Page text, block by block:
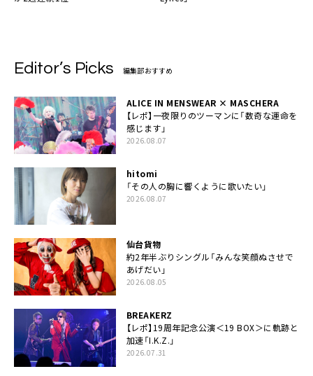
Editor’s Picks 編集部おすすめ
ALICE IN MENSWEAR × MASCHERA
【レポ】一夜限りのツーマンに「数奇な運命を
感じます」
2026.08.07
hitomi
「その人の胸に響くように歌いたい」
2026.08.07
仙台貨物
約2年半ぶりシングル「みんな笑顔ぬさせで
あげだい」
2026.08.05
BREAKERZ
【レポ】19周年記念公演＜19 BOX＞に軌跡と
加速「I.K.Z.」
2026.07.31